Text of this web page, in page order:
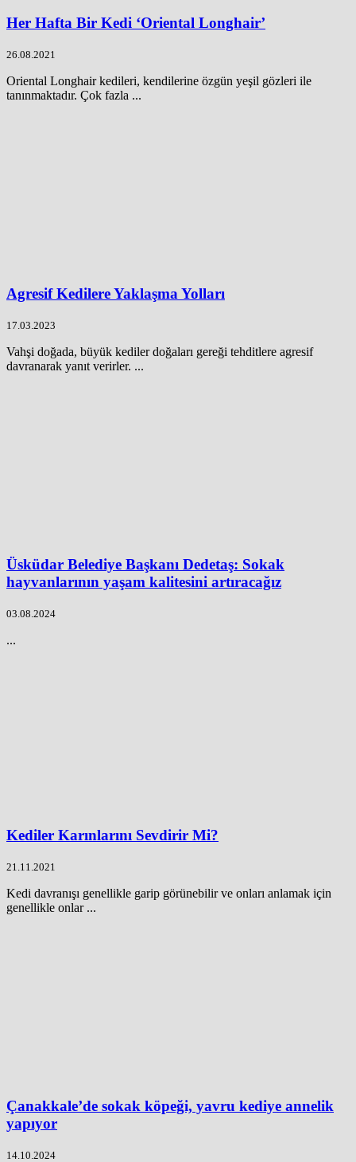
Her Hafta Bir Kedi ‘Oriental Longhair’
26.08.2021
Oriental Longhair kedileri, kendilerine özgün yeşil gözleri ile
tanınmaktadır. Çok fazla ...
Agresif Kedilere Yaklaşma Yolları
17.03.2023
Vahşi doğada, büyük kediler doğaları gereği tehditlere agresif
davranarak yanıt verirler. ...
Üsküdar Belediye Başkanı Dedetaş: Sokak
hayvanlarının yaşam kalitesini artıracağız
03.08.2024
...
Kediler Karınlarını Sevdirir Mi?
21.11.2021
Kedi davranışı genellikle garip görünebilir ve onları anlamak için
genellikle onlar ...
Çanakkale’de sokak köpeği, yavru kediye annelik
yapıyor
14.10.2024